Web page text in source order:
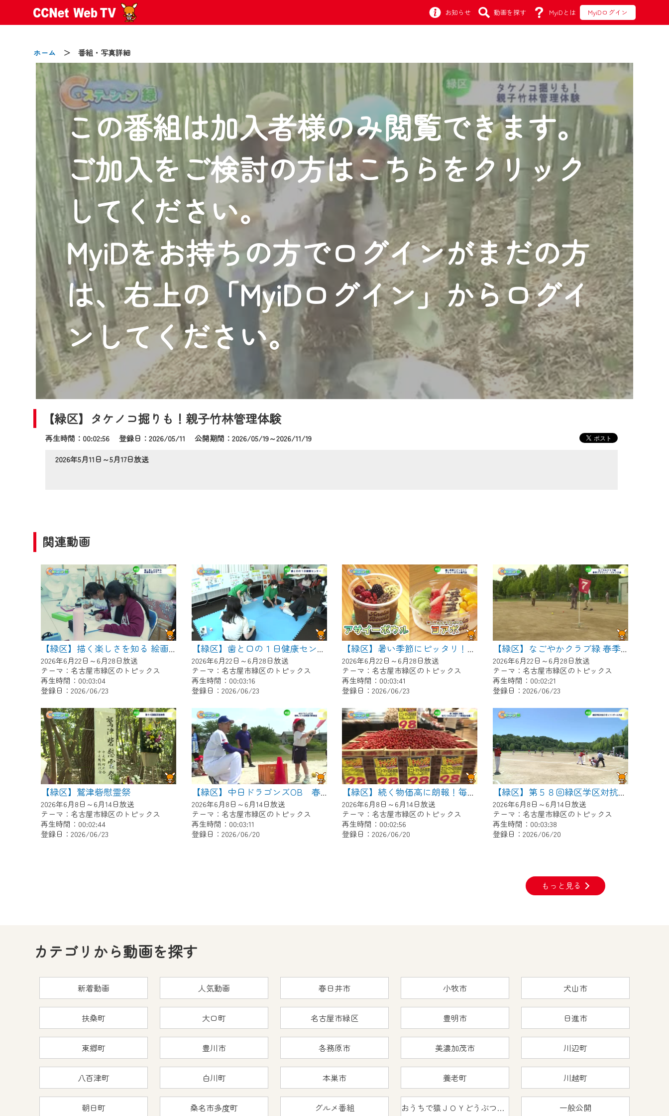
お知らせ 動画を探す MyiDとは MyiDログイン
ホーム ＞ 番組・写真詳細
この番組は加入者様のみ閲覧できます。
ご加入をご検討の方はこちらをクリック
してください。
MyiDをお持ちの方でログインがまだの方
は、右上の「MyiDログイン」からログイ
ンしてください。
【緑区】タケノコ掘りも！親子竹林管理体験
再生時間：00:02:56 登録日：2026/05/11公開期間：2026/05/19～2026/11/19
2026年5月11日～5月17日放送
関連動画
【緑区】描く楽しさを知る 絵画教室ボザール
2026年6月22日～6月28日放送
テーマ：名古屋市緑区のトピックス
再生時間：00:03:04
登録日：2026/06/23
【緑区】歯と口の１日健康センター
2026年6月22日～6月28日放送
テーマ：名古屋市緑区のトピックス
再生時間：00:03:16
登録日：2026/06/23
【緑区】暑い季節にピッタリ！アサイーボウル専門店
2026年6月22日～6月28日放送
テーマ：名古屋市緑区のトピックス
再生時間：00:03:41
登録日：2026/06/23
【緑区】なごやかクラブ緑 春季グラウンド・ゴルフ大会
2026年6月22日～6月28日放送
テーマ：名古屋市緑区のトピックス
再生時間：00:02:21
登録日：2026/06/23
【緑区】鷲津砦慰霊祭
2026年6月8日～6月14日放送
テーマ：名古屋市緑区のトピックス
再生時間：00:02:44
登録日：2026/06/23
【緑区】中日ドラゴンズOB 春華しろつち保育園で野球教室
2026年6月8日～6月14日放送
テーマ：名古屋市緑区のトピックス
再生時間：00:03:11
登録日：2026/06/20
【緑区】続く物価高に朗報！毎月２０日はなるぱーくで野菜つめ放題！
2026年6月8日～6月14日放送
テーマ：名古屋市緑区のトピックス
再生時間：00:02:56
登録日：2026/06/20
【緑区】第５８回緑区学区対抗ＯＢソフトボール大会
2026年6月8日～6月14日放送
テーマ：名古屋市緑区のトピックス
再生時間：00:03:38
登録日：2026/06/20
もっと見る
カテゴリから動画を探す
新着動画 人気動画 春日井市 小牧市 犬山市
扶桑町 大口町 名古屋市緑区 豊明市 日進市
東郷町 豊川市 各務原市 美濃加茂市 川辺町
八百津町 白川町 本巣市 養老町 川越町
朝日町 桑名市多度町 グルメ番組 おうちで猿ＪＯＹどうぶつえん 一般公開
お知らせ
2024/09/02
動画配信サービス『CCNet Web TV』は2024年9月24日からリニューアルします！
【変更点】
◆デザイン変更により、お住まいの地域の動画コンテンツが一目瞭然。
◆当社アプリやＰＣブラウザから、いつでも・どこでも・外出先でも！
CCNetサービスエリア20市町の地域情報番組をご視聴いただけます！
【ご注意】
2024年9月24日からはご加入者様へのサービス向上のため、
『CCNet Web TV』を利用いただくには、一部コンテンツを除き、
CCNetサービスへの加入と『CCNetマイページ※』へのログインが必要となります。
何卒、ご理解ご了承の程よろしくお願いいたします。
※マイページへのログインには、MyIDが必要となります。
※MyIDとは、CCNet Web TVを含むCCNetの各種サービスをご利用頂くためのIDです。
IDはお客様が使っているメールアドレスで設定できます。
（GmailやYahooなどのフリーメールアドレスでも作成可能です）
※マイページへのログイン・MyIDの新規登録はこちらから
※CCNetアプリをご利用中の方は引き続きご視聴いただけます。
＜メンテナンス情報＞
CCNetWebTVのリニューアルにともないメンテナンス作業を予定しています。
日時 9/24 9:30～16:30
ご不便をおかけいたしますが、ご了承の程よろしくお願いいたします。